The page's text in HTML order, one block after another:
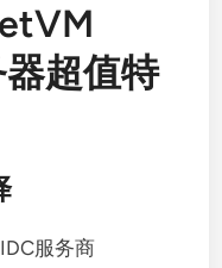
超值特
服务商